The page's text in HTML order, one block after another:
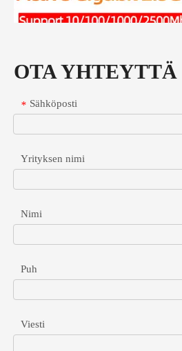
OTA YHTEYTTÄ
* Sähköposti
Yrityksen nimi
Nimi
Puh
Viesti